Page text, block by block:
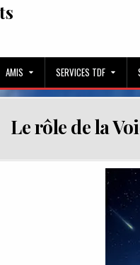
AMIS SERVICES TDF
Le rôle de la